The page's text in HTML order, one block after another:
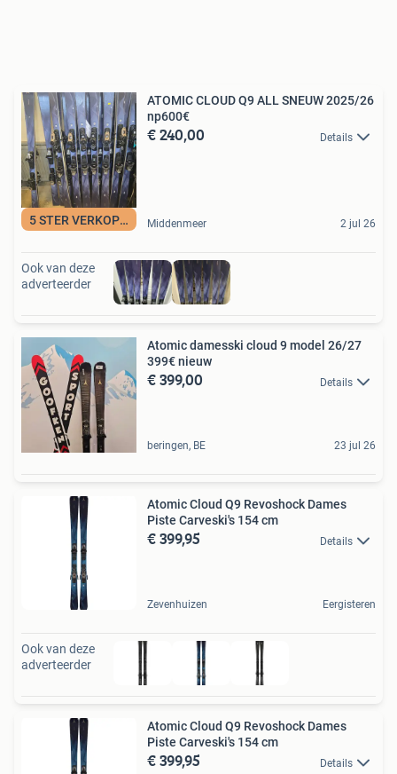
5 STER VERKOPER
ATOMIC CLOUD Q9 ALL SNEUW 2025/26
np600€
€ 240,00 Details
Middenmeer 2 jul 26
Ook van deze
adverteerder
Atomic damesski cloud 9 model 26/27
399€ nieuw
€ 399,00 Details
beringen, BE 23 jul 26
Atomic Cloud Q9 Revoshock Dames
Piste Carveski's 154 cm
€ 399,95 Details
Zevenhuizen Eergisteren
Ook van deze
adverteerder
Atomic Cloud Q9 Revoshock Dames
Piste Carveski's 154 cm
€ 399,95 Details